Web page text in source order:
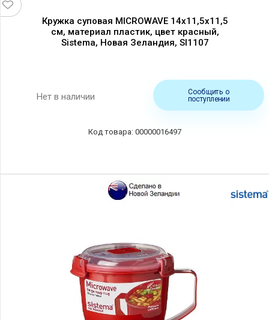
Кружка суповая MICROWAVE 14х11,5х11,5
см, материал пластик, цвет красный,
Sistema, Новая Зеландия, SI1107
Нет в наличии
Сообщить о
поступлении
00000016497